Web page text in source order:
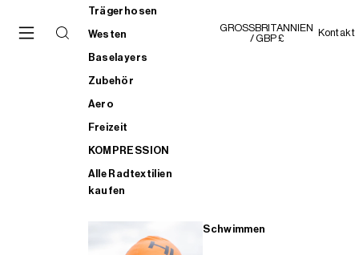
Trägerhosen
Westen
Baselayers
Zubehör
Aero
Freizeit
KOMPRESSION
Alle Radtextilien
kaufen
Schwimmen
GROSSBRITANNIEN
/ GBP £
Kontakt